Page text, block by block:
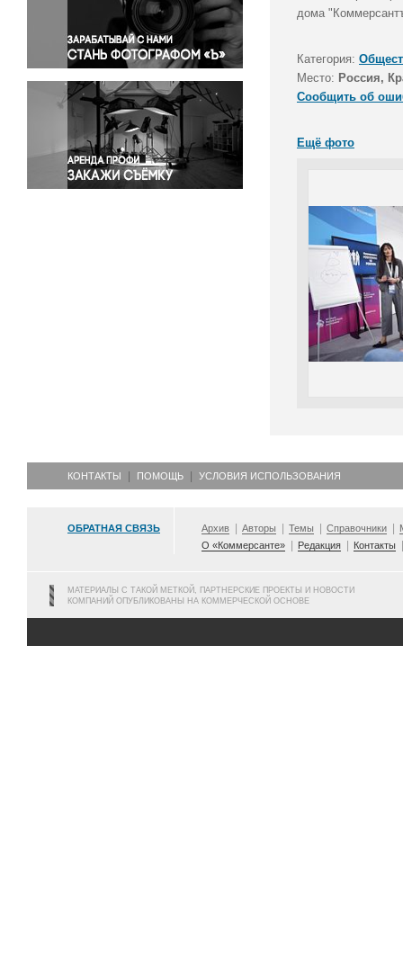
Правосудие
Происшествия и конфликты
Религия
Светская жизнь
Спорт
Экология
Экономика и бизнес
дома
Категория:
Место: Россия,
Сообщить об
Ещё фото
КОНТАКТЫ ПОМОЩЬ УСЛОВИЯ ИСПОЛЬЗОВАНИЯ
ОБРАТНАЯ СВЯЗЬ Архив Авторы Темы Справочники
О «Коммерсанте»
Редакция Контакты
МАТЕРИАЛЫ С ТАКОЙ МЕТКОЙ, ПАРТНЕРСКИЕ ПРОЕКТЫ И НОВОСТИ
КОМПАНИЙ ОПУБЛИКОВАНЫ НА КОММЕРЧЕСКОЙ ОСНОВЕ